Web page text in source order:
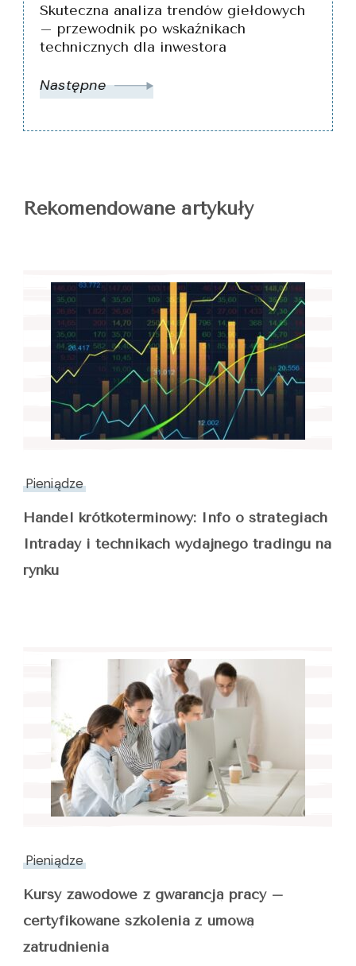
Skuteczna analiza trendów giełdowych
– przewodnik po wskaźnikach
technicznych dla inwestora
Następne
Rekomendowane artykuły
Pieniądze
Handel krótkoterminowy: Info o strategiach
Intraday i technikach wydajnego tradingu na
rynku
Pieniądze
Kursy zawodowe z gwarancją pracy –
certyfikowane szkolenia z umową
zatrudnienia